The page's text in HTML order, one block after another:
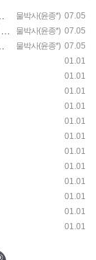
물박사(윤종*) 07.05
물박사(윤종*) 07.05
물박사(윤종*) 07.05
01.01
01.01
01.01
01.01
01.01
01.01
01.01
01.01
01.01
01.01
01.01
01.01